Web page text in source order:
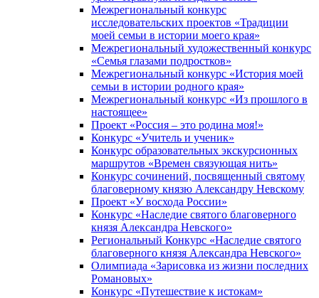
Межрегиональный конкурс
исследовательских проектов «Традиции
моей семьи в истории моего края»
Межрегиональный художественный конкурс
«Семья глазами подростков»
Межрегиональный конкурс «История моей
семьи в истории родного края»
Межрегиональный конкурс «Из прошлого в
настоящее»
Проект «Россия – это родина моя!»
Конкурс «Учитель и ученик»
Конкурс образовательных экскурсионных
маршрутов «Времен связующая нить»
Конкурс сочинений, посвященный святому
благоверному князю Александру Невскому
Проект «У восхода России»
Конкурс «Наследие святого благоверного
князя Александра Невского»
Региональный Конкурс «Наследие святого
благоверного князя Александра Невского»
Олимпиада «Зарисовка из жизни последних
Романовых»
Конкурс «Путешествие к истокам»